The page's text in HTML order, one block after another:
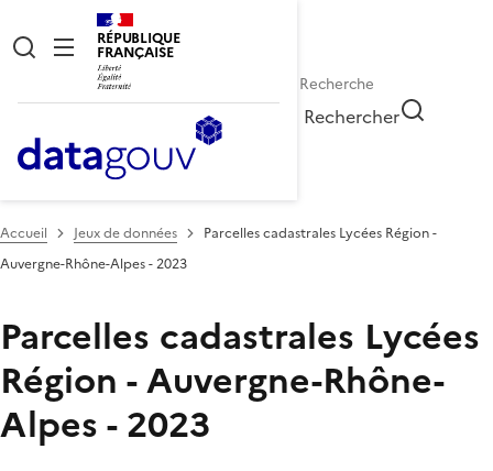
RÉPUBLIQUE
FRANÇAISE
Rechercher
Accueil Jeux de données
Parcelles cadastrales Lycées Région -
Auvergne-Rhône-Alpes - 2023
Parcelles cadastrales Lycées
Région - Auvergne-Rhône-
Alpes - 2023